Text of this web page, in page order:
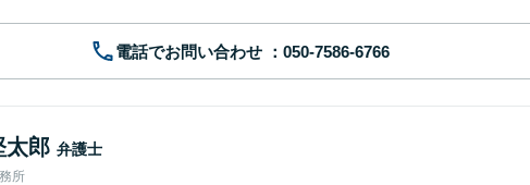
電話でお問い合わせ
太郎 弁護士
所